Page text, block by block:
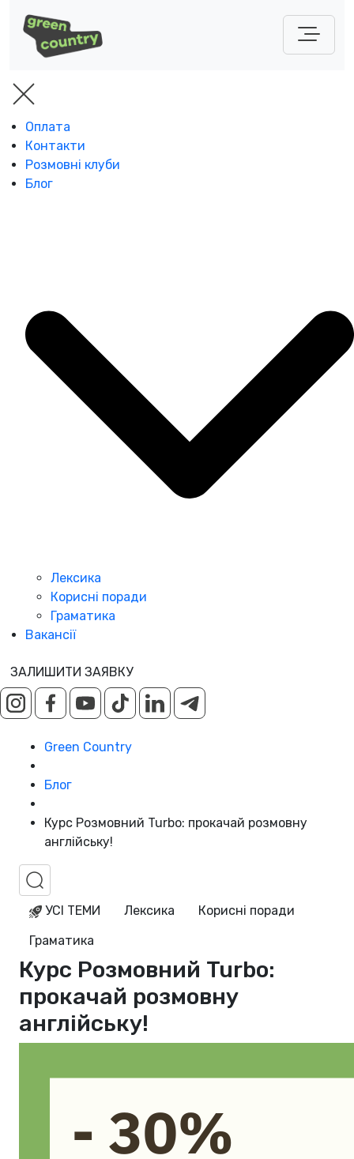
Оплата
Контакти
Розмовні клуби
Блог
Лексика
Корисні поради
Граматика
Вакансії
ЗАЛИШИТИ ЗАЯВКУ
Green Country
Блог
Курс Розмовний Turbo: прокачай розмовну
англійську!
УСІ ТЕМИ Лексика
Корисні поради
Граматика
Курс Розмовний Turbo:
прокачай розмовну
англійську!